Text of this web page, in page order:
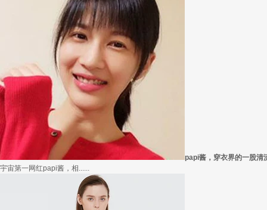
papi酱，穿衣界的一股清
宇宙第一网红papi酱，相......